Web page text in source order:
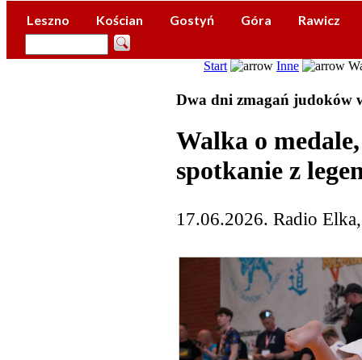
Leszno Kościan Gostyń Góra Rawicz
Start Inne
Dwa dni zmagań judoków
Walka o
spotkanie z
17.06.2026. Radio